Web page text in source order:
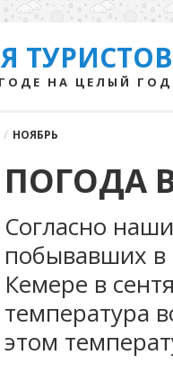
ТУРИСТОВ
НА ЦЕЛЫЙ ГОД
/ НОЯБРЬ
ПОГОДА
Согласно
побывавших в
Кемере в
температура
этом